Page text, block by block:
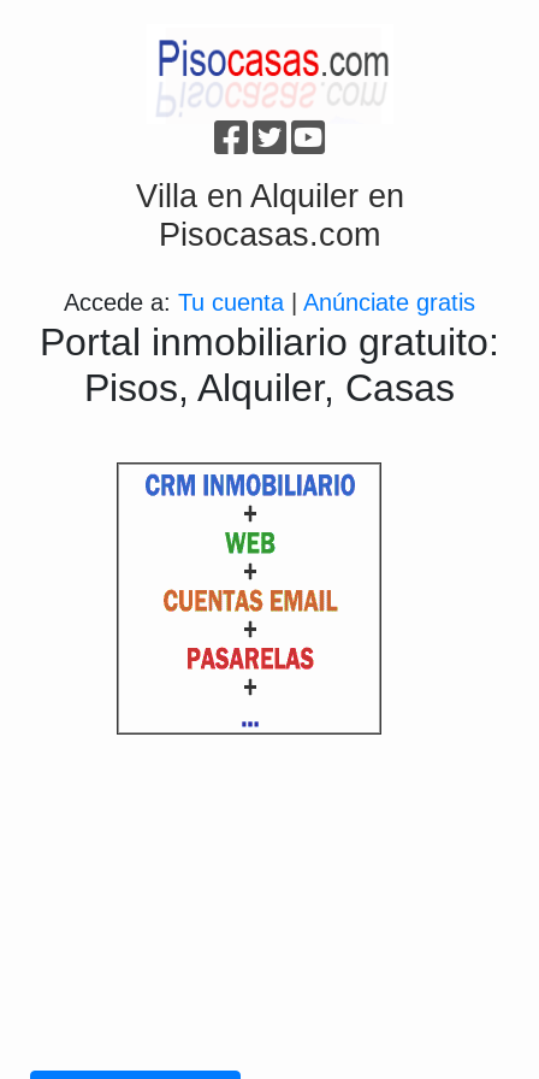
Villa en Alquiler en
Pisocasas.com
Accede a: Tu cuenta Anúnciate gratis
Portal inmobiliario gratuito:
Pisos, Alquiler, Casas